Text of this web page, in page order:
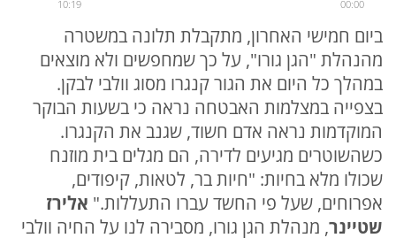
00:00
10:19
ביום חמישי האחרון, מתקבלת תלונה במשטרה
מהנהלת "הגן גורו", על כך שמחפשים ולא מוצאים
במהלך כל היום את הגור קנגרו מסוג וולבי לבקן.
בצפייה במצלמות האבטחה נראה כי בשעות הבוקר
המוקדמות נראה אדם חשוד, שגנב את הקנגרו.
כשהשוטרים מגיעים לדירה, הם מגלים בית מוזנח
שכולו מלא בחיות: "חיות בר, לטאות, קיפודים,
אפרוחים, שעל פי החשד עברו התעללות." אלירז
שטיינר, מנהלת הגן גורו, מסבירה לנו על החיה וולבי